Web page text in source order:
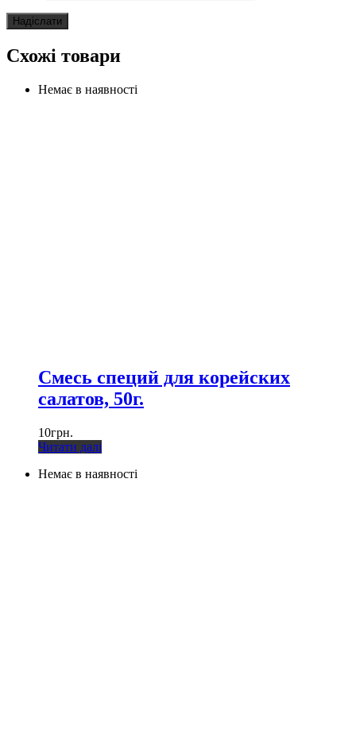
Схожі товари
Немає в наявності
Смесь специй для корейских
салатов, 50г.
10грн.
Читати далі
Немає в наявності